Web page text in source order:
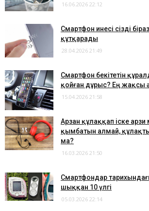
16.06.2026 22:12
​Смартфон инесі сізді
құтқарады
28.04.2026 21:49
Смартфон бекітетін
қойған дұрыс? Ең жақсы
15.04.2026 21:58
​Арзан құлаққап іске
қымбатын алмай,
ма?
16.03.2026 21:50
Смартфондар
шыққан 10 үлгі
05.03.2026 22:14